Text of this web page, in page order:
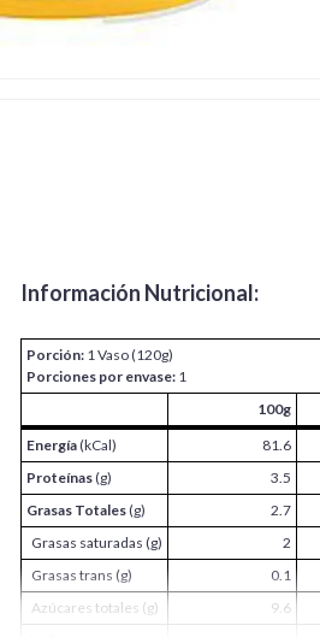
Información Nutricional:
Porción: 1 Vaso (120g)
Porciones por envase: 1
100g
Energía(kCal) 81.6
Proteínas(g) 3.5
Grasas Totales(g) 2.7
Grasas saturadas (g)
2
Grasas trans (g)
0.1
Azúcares totales (g)
9.6